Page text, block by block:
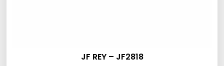
JF REY – JF2818